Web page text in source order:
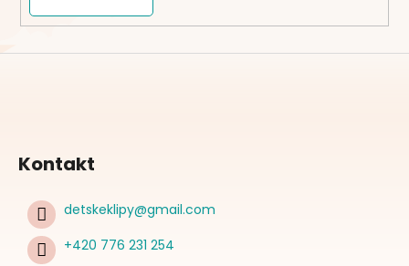
Kontakt
detskeklipy@gmail.com
+420 776 231 254